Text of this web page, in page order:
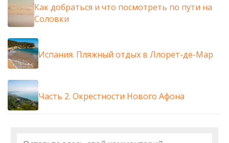
Как добраться и что посмотреть по пути на
Соловки
Испания. Пляжный отдых в Ллорет-де-Мар
Часть 2. Окрестности Нового Афона